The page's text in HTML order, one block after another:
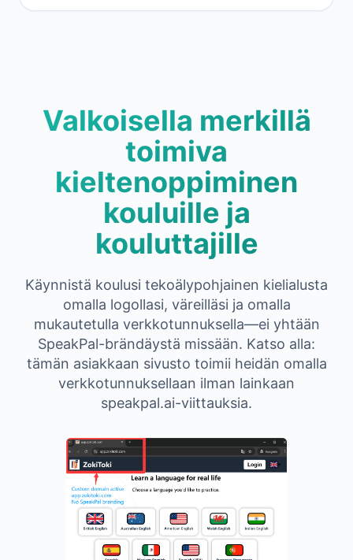
Valkoisella merkillä
toimiva
kieltenoppiminen
kouluille ja
kouluttajille
Käynnistä koulusi tekoälypohjainen kielialusta
omalla logollasi, väreilläsi ja omalla
mukautetulla verkkotunnuksella—ei yhtään
SpeakPal-brändäystä missään. Katso alla:
tämän asiakkaan sivusto toimii heidän omalla
verkkotunnuksellaan ilman lainkaan
speakpal.ai-viittauksia.